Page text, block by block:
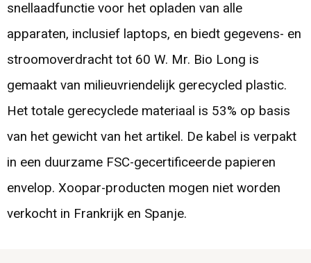
snellaadfunctie voor het opladen van alle
apparaten, inclusief laptops, en biedt gegevens- en
stroomoverdracht tot 60 W. Mr. Bio Long is
gemaakt van milieuvriendelijk gerecycled plastic.
Het totale gerecyclede materiaal is 53% op basis
van het gewicht van het artikel. De kabel is verpakt
in een duurzame FSC-gecertificeerde papieren
envelop. Xoopar-producten mogen niet worden
verkocht in Frankrijk en Spanje.